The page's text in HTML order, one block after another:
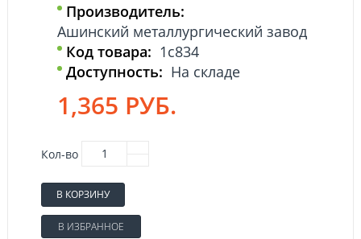
Производитель:
Ашинский металлургический завод
Код товара: 1с834
Доступность: На складе
1,365 РУБ.
Кол-во
В КОРЗИНУ
В ИЗБРАННОЕ